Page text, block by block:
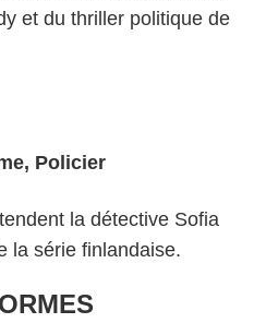
et du thriller politique de
Policier
la détective Sofia
la série finlandaise.